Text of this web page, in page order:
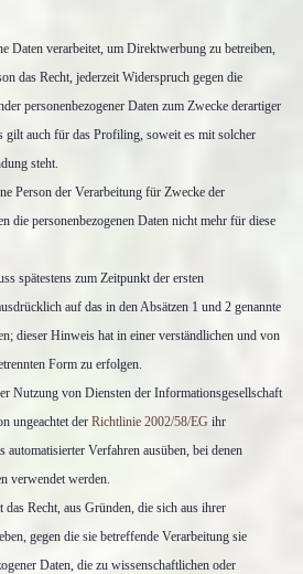
Daten verarbeitet, um Direktwerbung zu betreiben,
das Recht, jederzeit Widerspruch gegen die
personenbezogener Daten zum Zwecke derartiger
gilt auch für das Profiling, soweit es mit solcher
steht.
Person der Verarbeitung für Zwecke der
die personenbezogenen Daten nicht mehr für diese
spätestens zum Zeitpunkt der ersten
auf das in den Absätzen 1 und 2 genannte
dieser Hinweis hat in einer verständlichen und von
Form zu erfolgen.
Nutzung von Diensten der Informationsgesellschaft
ungeachtet der Richtlinie 2002/58/EG ihr
automatisierter Verfahren ausüben, bei denen
verwendet werden.
das Recht, aus Gründen, die sich aus ihrer
gegen die sie betreffende Verarbeitung sie
Daten, die zu wissenschaftlichen oder